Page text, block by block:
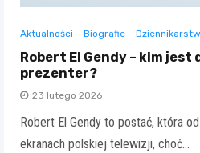
Aktualności Biografie
Robert El Gendy – kim
prezenter?
23 lutego 2026
Robert El Gendy to postać, która
ekranach polskiej telewizji, choć…